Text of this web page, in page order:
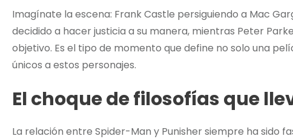
Imagínate la escena: Frank Castle persiguiendo a Mac
decidido a hacer justicia a su manera, mientras Peter
objetivo. Es el tipo de momento que define no solo una
únicos a estos personajes.
El choque de filosofías que
La relación entre Spider-Man y Punisher siempre ha sido